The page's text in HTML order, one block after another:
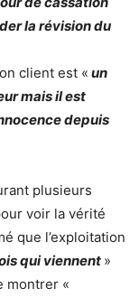
la révision du
client est « un
mais il est
depuis
plusieurs
voir la vérité
que l’exploitation
qui viennent »
montrer «